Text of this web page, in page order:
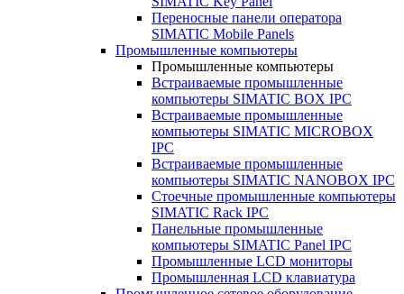
Переносные панели оператора
SIMATIC Mobile Panels
Промышленные компьютеры
Промышленные компьютеры
Встраиваемые промышленные
компьютеры SIMATIC BOX IPC
Встраиваемые промышленные
компьютеры SIMATIC MICROBOX
IPC
Встраиваемые промышленные
компьютеры SIMATIC NANOBOX IPC
Стоечные промышленные компьютеры
SIMATIC Rack IPC
Панельные промышленные
компьютеры SIMATIC Panel IPC
Промышленные LCD мониторы
Промышленная LCD клавиатура